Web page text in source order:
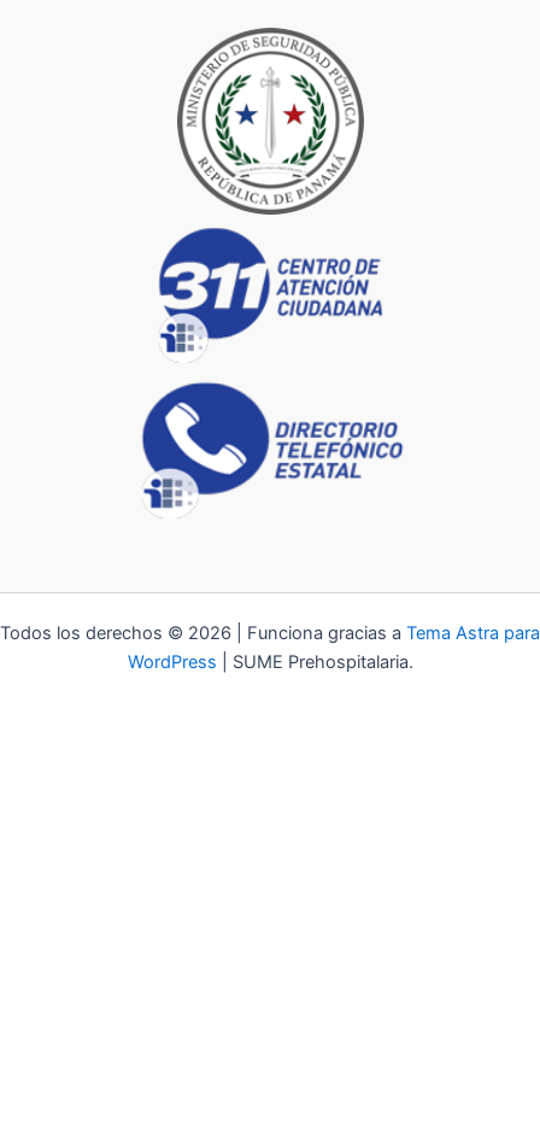
Todos los derechos © 2026 | Funciona gracias a Tema Astra para
WordPress | SUME Prehospitalaria.